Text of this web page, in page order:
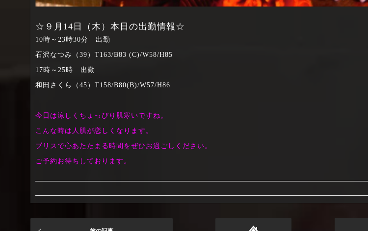
☆９月14日（木）本日の出勤情報☆
10時～23時30分 出勤
石沢なつみ（39）T163/B83 (C)/W58/H85
17時～25時 出勤
和田さくら（45）T158/B80(B)/W57/H86
今日は涼しくちょっぴり肌寒いですね。
こんな時は人肌が恋しくなります。
ブリスで心あたたまる時間をぜひお過ごしください。
ご予約お待ちしております。